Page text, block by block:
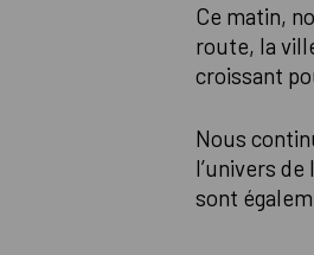
Ce matin,
route, la
croissant
Nous
l’univers
sont